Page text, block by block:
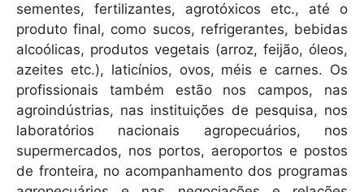
sementes, fertilizantes, agrotóxicos etc., até o
produto final, como sucos, refrigerantes, bebidas
alcoólicas, produtos vegetais (arroz, feijão, óleos,
azeites etc.), laticínios, ovos, méis e carnes. Os
profissionais também estão nos campos, nas
agroindústrias, nas instituições de pesquisa, nos
laboratórios nacionais agropecuários, nos
supermercados, nos portos, aeroportos e postos
de fronteira, no acompanhamento dos programas